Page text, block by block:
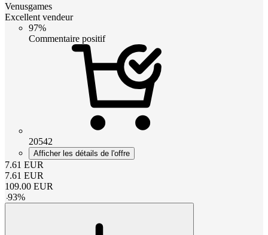
Venusgames
Excellent vendeur
97%
Commentaire positif
20542
Afficher les détails de l'offre
7.61 EUR
7.61 EUR
109.00 EUR
-93%